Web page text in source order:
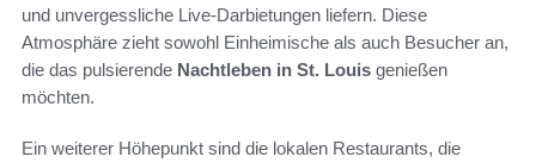
und unvergessliche Live-Darbietungen liefern. Diese
Atmosphäre zieht sowohl Einheimische als auch Besucher an,
die das pulsierende Nachtleben in St. Louis genießen
möchten.
Ein weiterer Höhepunkt sind die lokalen Restaurants, die